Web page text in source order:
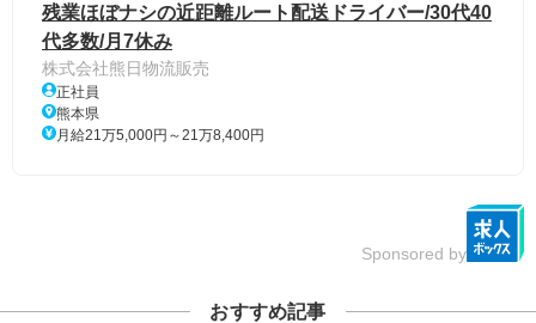
残業ほぼナシの近距離ルート配送ドライバー/30代40
代多数/月7休み
株式会社熊日物流販売
正社員
熊本県
月給21万5,000円～21万8,400円
Sponsored by
おすすめ記事